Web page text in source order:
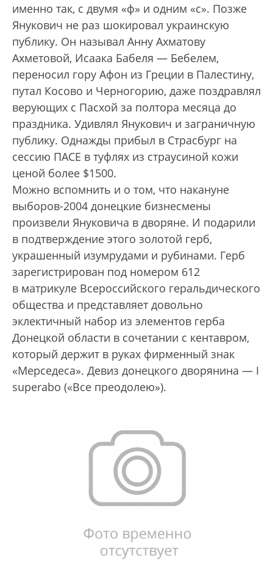
именно так, с двумя «ф» и одним «с». Позже
Янукович не раз шокировал украинскую
публику. Он называл Анну Ахматову
Ахметовой, Исаака Бабеля — Бебелем,
переносил гору Афон из Греции в Палестину,
путал Косово и Черногорию, даже поздравлял
верующих с Пасхой за полтора месяца до
праздника. Удивлял Янукович и заграничную
публику. Однажды прибыл в Страсбург на
сессию ПАСЕ в туфлях из страусиной кожи
ценой более $1500.
Можно вспомнить и о том, что накануне
выборов-2004 донецкие бизнесмены
произвели Януковича в дворяне. И подарили
в подтверждение этого золотой герб,
украшенный изумрудами и рубинами. Герб
зарегистрирован под номером 612
в матрикуле Всероссийского геральдического
общества и представляет довольно
эклектичный набор из элементов герба
Донецкой области в сочетании с кентавром,
который держит в руках фирменный знак
«Мерседеса». Девиз донецкого дворянина — I
superabo («Все преодолею»).